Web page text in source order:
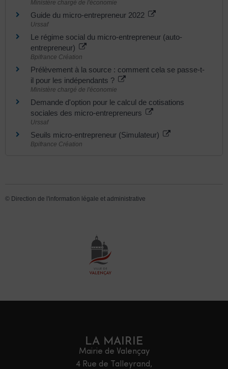
Ministère chargé de l'économie
Guide du micro-entrepreneur 2022
Urssaf
Le régime social du micro-entrepreneur (auto-
entrepreneur)
Bpifrance Création
Prélèvement à la source : comment cela se passe-t-
il pour les indépendants ?
Ministère chargé de l'économie
Demande d'option pour le calcul de cotisations
sociales des micro-entrepreneurs
Urssaf
Seuils micro-entrepreneur (Simulateur)
Bpifrance Création
© Direction de l'information légale et administrative
LA MAIRIE
Mairie de Valençay
4 Rue de Talleyrand,